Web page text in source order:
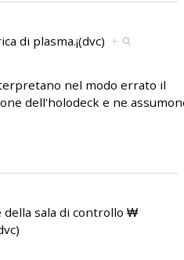
di plasma.¡(dvc) +
nel modo errato il
dell'holodeck e ne
della sala di controllo ₩